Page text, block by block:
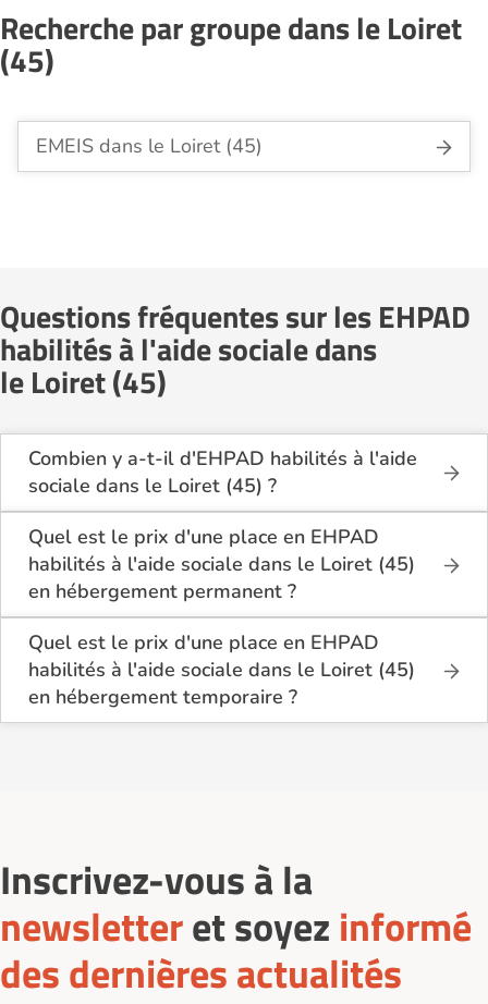
Recherche par groupe dans le Loiret
(45)
EMEIS dans le Loiret (45)
Questions fréquentes sur les EHPAD
habilités à l'aide sociale dans
le Loiret (45)
Combien y a-t-il d'EHPAD habilités à l'aide
sociale dans le Loiret (45) ?
Sur le site Logement-seniors.com, on recense
actuellement 5 EHPAD habilités à l'aide sociale
dans le Loiret (45).
Quel est le prix d'une place en EHPAD
habilités à l'aide sociale dans le Loiret (45)
en hébergement permanent ?
En hébergement permanent, le tarif minimum en
EHPAD habilités à l'aide sociale dans le Loiret (45)
est de 2 822€ par mois pour une chambre simple.
Quel est le prix d'une place en EHPAD
habilités à l'aide sociale dans le Loiret (45)
en hébergement temporaire ?
En hébergement temporaire, le tarif minimum en
Inscrivez-vous à la
newsletteret soyez informé
des dernières actualités